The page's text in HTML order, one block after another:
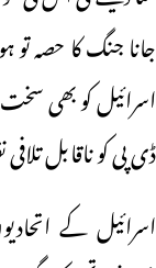
جانا جنگ کا حصہ تو
اسرائیل کو بھی
ڈی پی کو ناقابل
اسرائیل کے